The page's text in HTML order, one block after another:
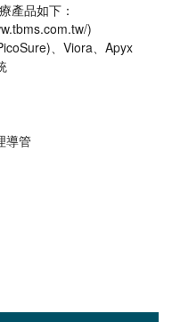
產品如下：
)
、Viora、Apyx
導管